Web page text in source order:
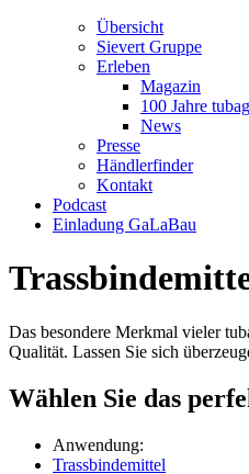
Übersicht
Sievert Gruppe
Erleben
Magazin
100 Jahre tubag
News
Presse
Händlerfinder
Kontakt
Podcast
Einladung GaLaBau
Das besondere Merkmal vieler
Qualität. Lassen Sie sich
Wählen Sie das
Anwendung:
Trassbindemittel